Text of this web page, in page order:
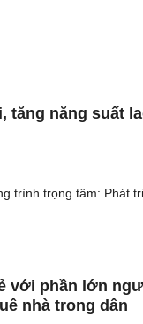
tăng năng suất
trình trọng tâm: Phát
với phần lớn
nhà trong dân